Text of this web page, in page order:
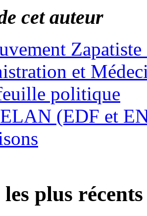
cet auteur
et
politique
(EDF et
plus récents